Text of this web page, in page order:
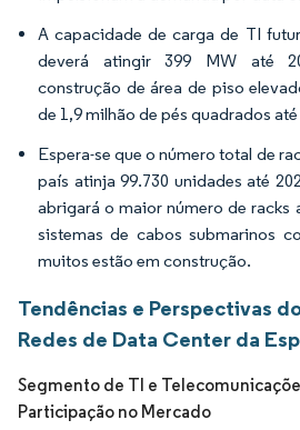
A capacidade de carga de TI
deverá atingir 399 MW até
construção de área de piso
de 1,9 milhão de pés quadrados até
Espera-se que o número total de
país atinja 99.730 unidades até
abrigará o maior número de racks
sistemas de cabos submarinos
muitos estão em construção.
Tendências e Perspectivas
Redes de Data Center da
Segmento de TI e
Participação no Mercado